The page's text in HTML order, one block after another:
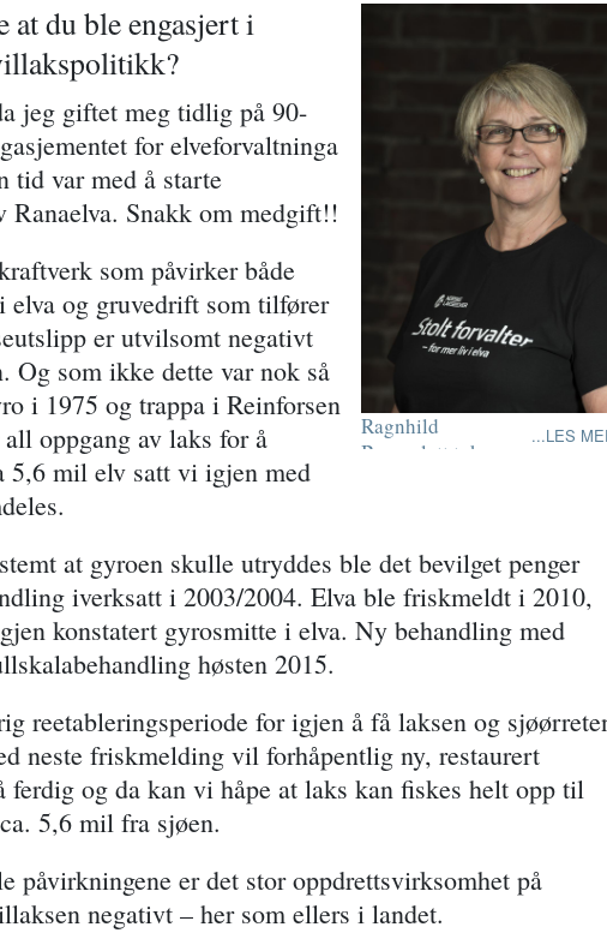
Ragnhild
Brennslett tok over
Hun er første
kvinne i
ledervervet.
LES
at du ble engasjert i
jeg giftet meg tidlig på 90-
for elveforvaltninga
tid var med å starte
Ranaelva. Snakk om medgift!!
som påvirker både
elva og gruvedrift som tilfører
er utvilsomt negativt
Og som ikke dette var nok så
i 1975 og trappa i Reinforsen
oppgang av laks for å
5,6 mil elv satt vi igjen med
at gyroen skulle utryddes ble det bevilget penger
iverksatt i 2003/2004. Elva ble friskmeldt i 2010,
konstatert gyrosmitte i elva. Ny behandling med
høsten 2015.
reetableringsperiode for igjen å få laksen og
neste friskmelding vil forhåpentlig ny, restaurert
ferdig og da kan vi håpe at laks kan fiskes helt opp til
5,6 mil fra sjøen.
påvirkningene er det stor oppdrettsvirksomhet på
negativt – her som ellers i landet.